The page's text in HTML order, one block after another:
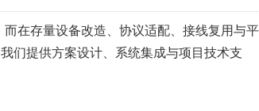
在存量设备改造、协议适配、接线复用与平
们提供方案设计、系统集成与项目技术支